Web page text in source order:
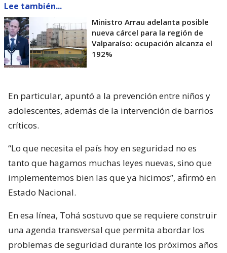
Lee también...
Ministro Arrau adelanta posible
nueva cárcel para la región de
Valparaíso: ocupación alcanza el
192%
En particular, apuntó a la prevención entre niños y
adolescentes, además de la intervención de barrios
críticos.
“Lo que necesita el país hoy en seguridad no es
tanto que hagamos muchas leyes nuevas, sino que
implementemos bien las que ya hicimos”, afirmó en
Estado Nacional.
En esa línea, Tohá sostuvo que se requiere construir
una agenda transversal que permita abordar los
problemas de seguridad durante los próximos años